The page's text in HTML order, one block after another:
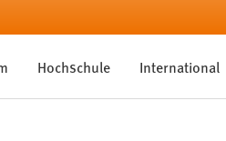
Hochschule International